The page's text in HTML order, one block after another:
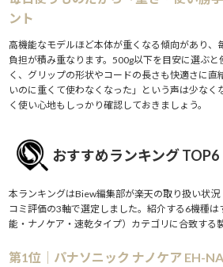
ント
高機能なモデルほど本体が重くなる傾向があり、
負担が積み重なります。500g以下を目安に選ぶ
く、グリップの形状やコードの長さも快適さに直
いのに重くて使わなくなった」という声は少なく
く使い心地もしっかり確認しておきましょう。
おすすめランキング TOP6
本ランキングはBiew編集部が楽天の取り扱い状
コミ評価の3軸で選定しました。紹介する6機種
能・ナノケア・速乾タイプ）カテゴリに合致する
第1位｜パナソニック ナノケア EH-